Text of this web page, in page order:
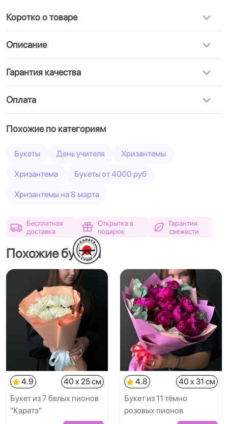
Коротко о товаре
Описание
Гарантия качества
Оплата
Похожие по категориям
Букеты День учителя Хризантемы
Хризантема Букеты от 4000 руб
Хризантемы на 8 марта
Бесплатная
доставка
Открытка в
подарок
Гарантия
свежести
Похожие букеты
4.9
40 x 25 см
Букет из 7 белых пионов
"Каратэ"
4.8
40 x 31 см
Букет из 11 тёмно
розовых пионов